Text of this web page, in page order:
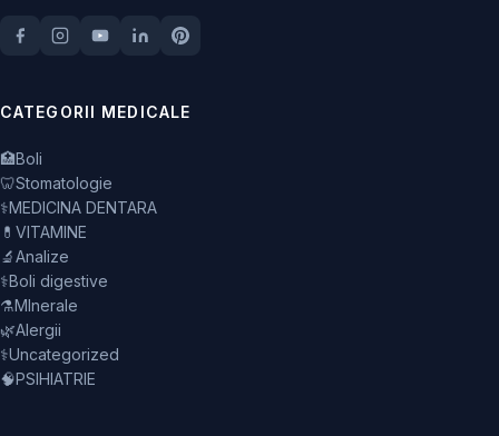
CATEGORII MEDICALE
🏥Boli
🦷Stomatologie
⚕️MEDICINA DENTARA
💊 VITAMINE
🔬Analize
⚕️Boli digestive
⚗️MInerale
🌿Alergii
⚕️Uncategorized
🧠PSIHIATRIE